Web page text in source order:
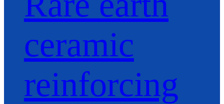
ceramic
reinforcing